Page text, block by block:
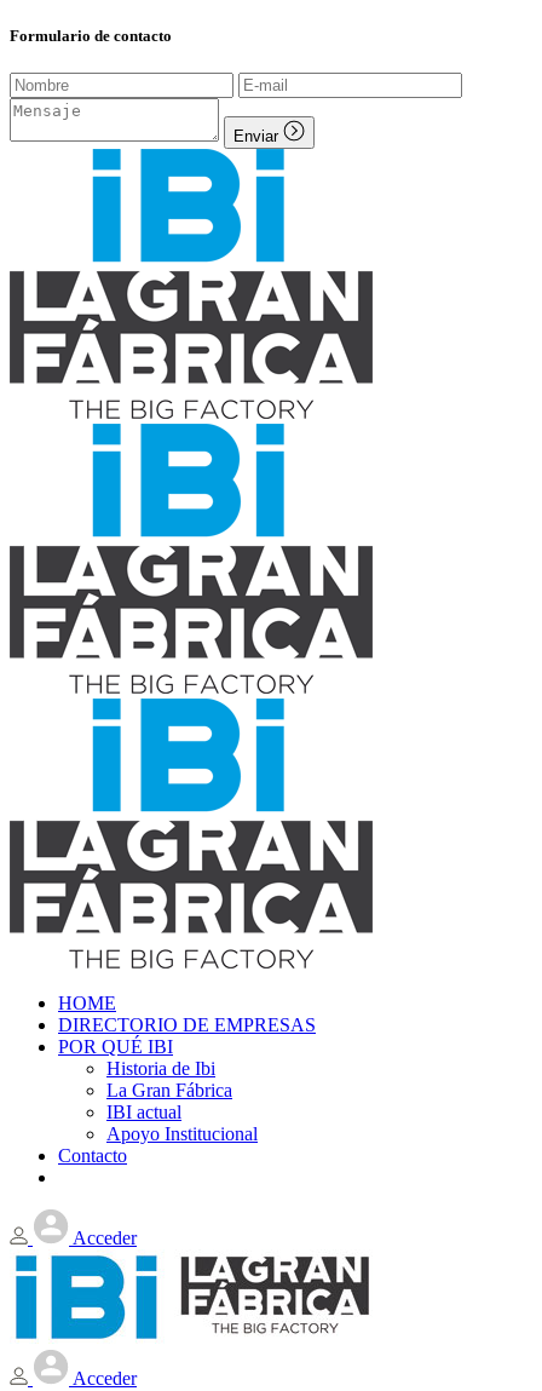
Formulario de contacto
Enviar
HOME
DIRECTORIO DE EMPRESAS
POR QUÉ IBI
Historia de Ibi
La Gran Fábrica
IBI actual
Apoyo Institucional
Contacto
Acceder
Acceder